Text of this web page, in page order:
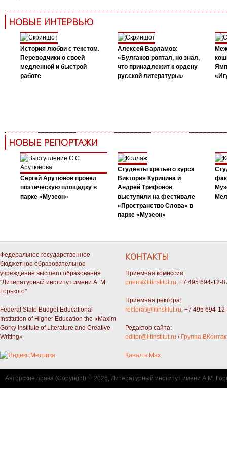
НОВЫЕ ИНТЕРВЬЮ
История любви с текстом.
Переводчики о своей
медленной и быстрой
работе
Алексей Варламов:
«Булгаков роптал, но знал,
что принадлежит к ордену
русской литературы»
НОВЫЕ РЕПОРТАЖИ
Сергей Арутюнов провёл
поэтическую площадку в
парке «Музеон»
Студенты третьего курса
Виктория Курицина и
Андрей Трифонов
выступили на фестивале
«Пространство Слова» в
парке «Музеон»
Федеральное государственное
бюджетное образовательное
учреждение высшего образования
"Литературный институт имени А. М.
Горького"
Federal State Budget Educational
Institution of Higher Education the «Maxim
Gorky Institute of Literature and Creative
Writing»
КОНТАКТЫ
Приемная комиссия:
priem@litinstitut.ru; +7 495 694-12-
Приемная ректора:
rectorat@litinstitut.ru; +7 495 694-
Редактор сайта:
editor@litinstitut.ru / Группа
Канал в Max
Авторские права (Copyright) © 2026, Литературный институт имени А.М.